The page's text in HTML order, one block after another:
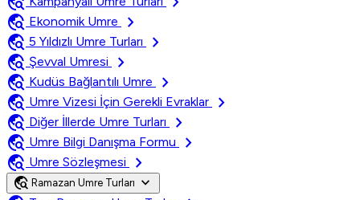
travel_explore Ekonomik Umre
chevron_right
travel_explore 5 Yıldızlı Umre Turları
chevron_right
travel_explore Şevval Umresi
chevron_right
travel_explore Kudüs Bağlantılı Umre
chevron_right
travel_explore Umre Vizesi İçin Gerekli Evraklar
chevron_right
travel_explore Diğer İllerde Umre Turları
chevron_right
travel_explore Umre Bilgi Danışma Formu
chevron_right
travel_explore Umre Sözleşmesi chevron_right
travel_explore Ramazan Umre Turları expand_more